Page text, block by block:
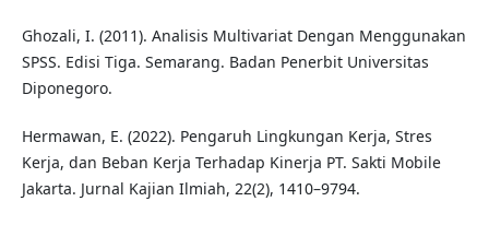
Ghozali, I. (2011). Analisis Multivariat Dengan Menggunakan
SPSS. Edisi Tiga. Semarang. Badan Penerbit Universitas
Diponegoro.
Hermawan, E. (2022). Pengaruh Lingkungan Kerja, Stres
Kerja, dan Beban Kerja Terhadap Kinerja PT. Sakti Mobile
Jakarta. Jurnal Kajian Ilmiah, 22(2), 1410–9794.